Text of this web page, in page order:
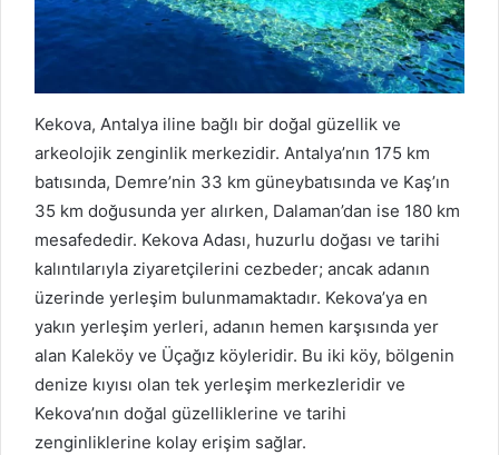
Kekova, Antalya iline bağlı bir doğal güzellik ve
arkeolojik zenginlik merkezidir. Antalya’nın 175 km
batısında, Demre’nin 33 km güneybatısında ve Kaş’ın
35 km doğusunda yer alırken, Dalaman’dan ise 180 km
mesafededir. Kekova Adası, huzurlu doğası ve tarihi
kalıntılarıyla ziyaretçilerini cezbeder; ancak adanın
üzerinde yerleşim bulunmamaktadır. Kekova’ya en
yakın yerleşim yerleri, adanın hemen karşısında yer
alan Kaleköy ve Üçağız köyleridir. Bu iki köy, bölgenin
denize kıyısı olan tek yerleşim merkezleridir ve
Kekova’nın doğal güzelliklerine ve tarihi
zenginliklerine kolay erişim sağlar.